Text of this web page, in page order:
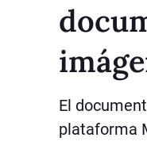
El
plataforma